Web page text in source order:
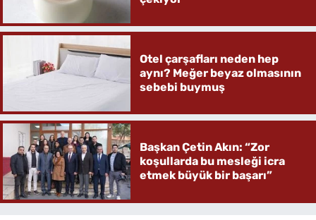
Otel çarşafları neden hep
aynı? Meğer beyaz olmasının
sebebi buymuş
Başkan Çetin Akın: “Zor
koşullarda bu mesleği icra
etmek büyük bir başarı”